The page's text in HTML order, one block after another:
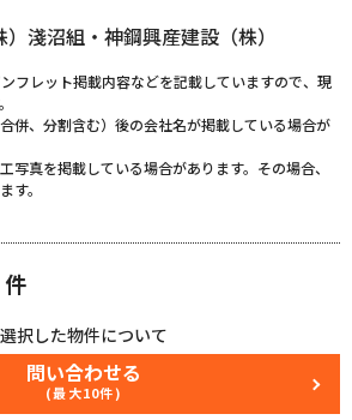
）淺沼組・神鋼興産建設（株）
フレット掲載内容などを記載していますので、現
併、分割含む）後の会社名が掲載している場合が
真を掲載している場合があります。その場合、
す。
件
選択した物件について
問い合わせる
(最大10件)